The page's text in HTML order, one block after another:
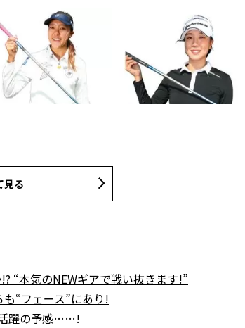
見る
“本気のNEWギアで戦い抜きます!”
“フェース”にあり!
活躍の予感……!